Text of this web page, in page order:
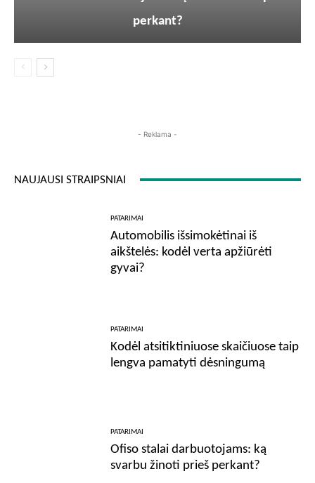
perkant?
- Reklama -
NAUJAUSI STRAIPSNIAI
PATARIMAI
Automobilis išsimokėtinai iš
aikštelės: kodėl verta apžiūrėti
gyvai?
PATARIMAI
Kodėl atsitiktiniuose skaičiuose taip
lengva pamatyti dėsningumą
PATARIMAI
Ofiso stalai darbuotojams: ką
svarbu žinoti prieš perkant?